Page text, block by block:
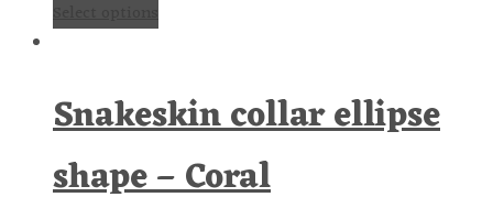
Snakeskin collar ellipse
shape – Coral